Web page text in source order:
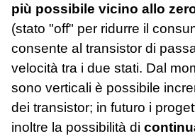
più possibile vicino allo
(stato "off" per ridurre il
consente al transistor di
velocità tra i due stati. Dal
sono verticali è possibile
dei transistor; in futuro i
inoltre la possibilità di